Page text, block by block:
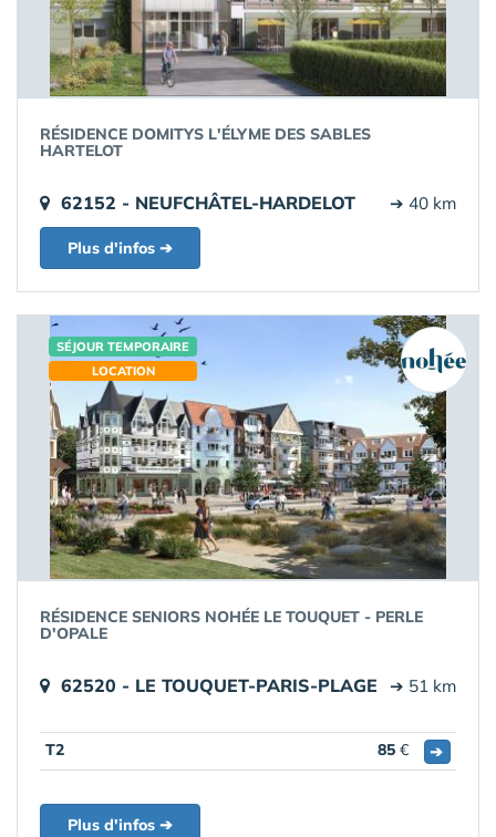
RÉSIDENCE DOMITYS L'ÉLYME DES SABLES
HARTELOT
62152 - NEUFCHÂTEL-HARDELOT ➔ 40 km
Plus d'infos ➔
SÉJOUR TEMPORAIRE
LOCATION
RÉSIDENCE SENIORS NOHÉE LE TOUQUET - PERLE
D'OPALE
62520 - LE TOUQUET-PARIS-PLAGE ➔ 51 km
T2 85 € ➔
Plus d'infos ➔